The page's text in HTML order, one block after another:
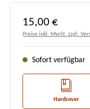
Regulärer Preis:
15,00 €
Preise inkl. MwSt. zzgl.
Sofort verfügbar
Hardcover